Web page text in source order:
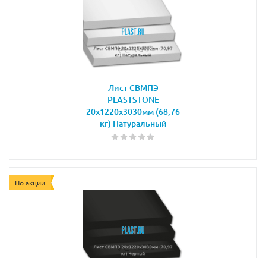
Лист СВМПЭ
PLASTSTONE
20х1220х3030мм (68,76
кг) Натуральный
По акции